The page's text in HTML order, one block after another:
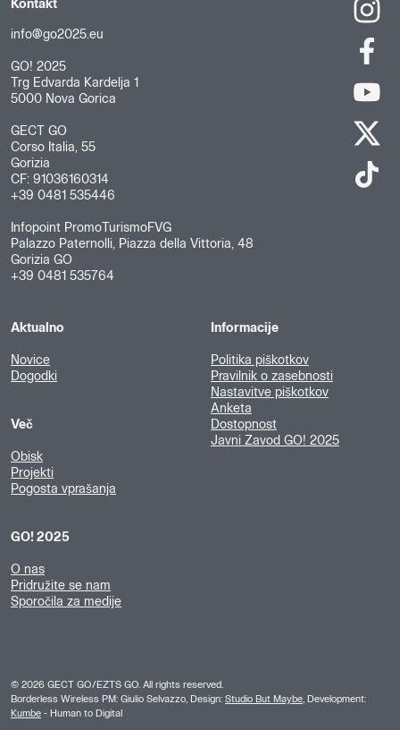
Kontakt
info@go2025.eu
GO! 2025
Trg Edvarda Kardelja 1
5000 Nova Gorica
GECT GO
Corso Italia, 55
Gorizia
CF: 91036160314
+39 0481 535446
Infopoint PromoTurismoFVG
Palazzo Paternolli, Piazza della Vittoria, 48
Gorizia GO
+39 0481 535764
Aktualno
Novice
Dogodki
Več
Obisk
Projekti
Pogosta vprašanja
GO! 2025
O nas
Pridružite se nam
Sporočila za medije
Informacije
Politika piškotkov
Pravilnik o zasebnosti
Nastavitve piškotkov
Anketa
Dostopnost
Javni Zavod GO! 2025
© 2026 GECT GO/EZTS GO. All rights reserved.
Borderless Wireless PM: Giulio Selvazzo, Design: Studio But Maybe , Development:
Kumbe - Human to Digital